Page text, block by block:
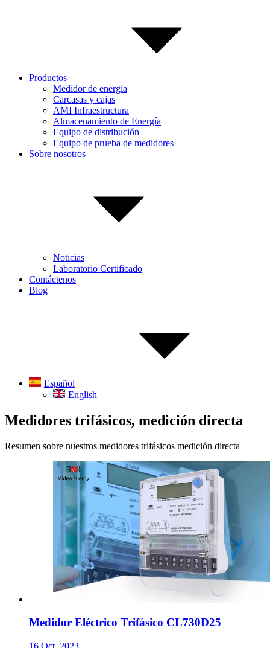
Productos
Medidor de energía
Carcasas y cajas
AMI Infraestructura
Almacenamiento de Energía
Equipo de distribución
Equipo de prueba de medidores
Sobre nosotros
Noticias
Laboratorio Certificado
Contáctenos
Blog
Español
English
Medidores trifásicos, medición directa
Resumen sobre nuestros medidores trifásicos medición directa
Medidor Eléctrico Trifásico CL730D25
16 Oct, 2023